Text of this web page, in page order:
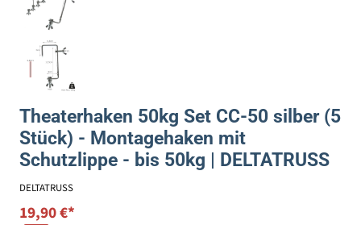
Theaterhaken 50kg Set CC-50 silber (5
Stück) - Montagehaken mit
Schutzlippe - bis 50kg | DELTATRUSS
DELTATRUSS
19,90 €*